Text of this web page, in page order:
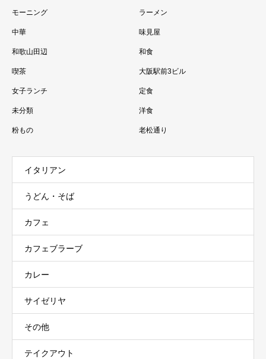
モーニング ラーメン
中華 味見屋
和歌山田辺 和食
喫茶 大阪駅前3ビル
女子ランチ 定食
未分類 洋食
粉もの 老松通り
イタリアン
うどん・そば
カフェ
カフェブラーブ
カレー
サイゼリヤ
その他
テイクアウト